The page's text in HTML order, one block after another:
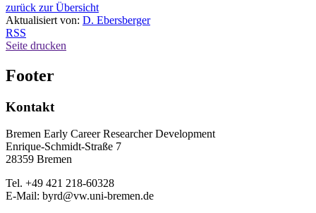
zurück zur Übersicht
Aktualisiert von: D. Ebersberger
RSS
Seite drucken
Footer
Kontakt
Bremen Early Career Researcher Development
Enrique-Schmidt-Straße 7
28359 Bremen
Tel. +49 421 218-60328
E-Mail: byrd@vw.uni-bremen.de